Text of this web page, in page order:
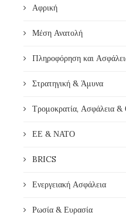
Αφρική
Μέση Ανατολή
Πληροφόρηση και
Στρατηγική & Άμυνα
Τρομοκρατία, Ασφάλεια
ΕΕ & ΝΑΤΟ
BRICS
Ενεργειακή Ασφάλεια
Ρωσία & Ευρασία